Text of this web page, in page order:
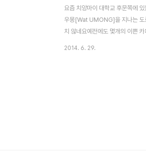
타납니다 주차장에 오토바이를 세
서니 정말 말도 안되게 큰 나무위
떡하니 자리잡고 있네요 구름다리
요즘 치앙마이 대학교 후문쪽에
우몽[Wat UMONG]을 지나는 도
치 않네요예전에도 몇개의 이쁜 카
2014. 6. 29.